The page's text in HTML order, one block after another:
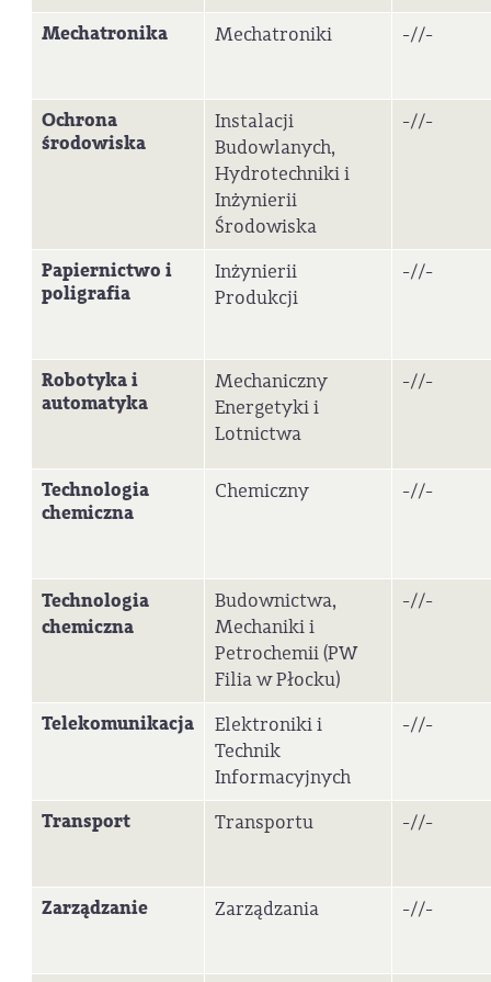
Mechatronika Mechatroniki -//-
Ochrona
środowiska
Instalacji
Budowlanych,
Hydrotechniki i
Inżynierii
Środowiska
-//-
Papiernictwo i
poligrafia
Inżynierii
Produkcji
-//-
Robotyka i
automatyka
Mechaniczny
Energetyki i
Lotnictwa
-//-
Technologia
chemiczna
Chemiczny -//-
Technologia
chemiczna
Budownictwa,
Mechaniki i
Petrochemii (PW
Filia w Płocku)
-//-
Telekomunikacja
Elektroniki i
Technik
Informacyjnych
-//-
Transport Transportu -//-
Zarządzanie Zarządzania -//-